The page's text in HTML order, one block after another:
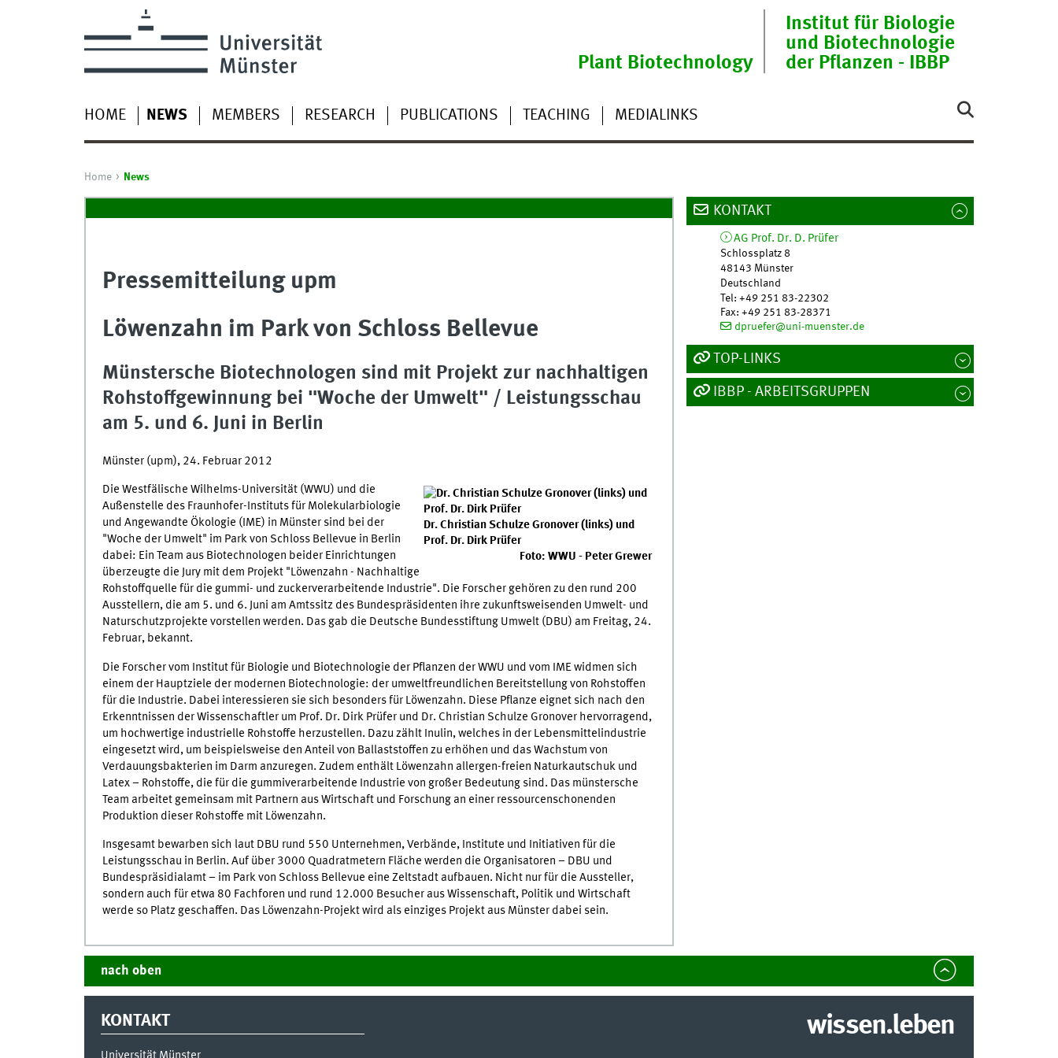
Institut für Biologie
und Biotechnologie
der Pflanzen - IBBP
Plant Biotechnology
HOME NEWS MEMBERS RESEARCH PUBLICATIONS TEACHING MEDIALINKS
Home News
Pressemitteilung upm
Löwenzahn im Park von Schloss Bellevue
Münstersche Biotechnologen sind mit Projekt zur nachhaltigen
Rohstoffgewinnung bei "Woche der Umwelt" / Leistungsschau
am 5. und 6. Juni in Berlin
Münster (upm), 24. Februar 2012
Dr. Christian Schulze Gronover (links) und
Prof. Dr. Dirk Prüfer
Foto: WWU - Peter Grewer
Die Westfälische Wilhelms-Universität (WWU) und die
Außenstelle des Fraunhofer-Instituts für Molekularbiologie
und Angewandte Ökologie (IME) in Münster sind bei der
"Woche der Umwelt" im Park von Schloss Bellevue in Berlin
dabei: Ein Team aus Biotechnologen beider Einrichtungen
überzeugte die Jury mit dem Projekt "Löwenzahn - Nachhaltige
Rohstoffquelle für die gummi- und zuckerverarbeitende Industrie". Die Forscher gehören zu den rund 200
Ausstellern, die am 5. und 6. Juni am Amtssitz des Bundespräsidenten ihre zukunftsweisenden Umwelt- und
Naturschutzprojekte vorstellen werden. Das gab die Deutsche Bundesstiftung Umwelt (DBU) am Freitag, 24.
Februar, bekannt.
Die Forscher vom Institut für Biologie und Biotechnologie der Pflanzen der WWU und vom IME widmen sich
einem der Hauptziele der modernen Biotechnologie: der umweltfreundlichen Bereitstellung von Rohstoffen
für die Industrie. Dabei interessieren sie sich besonders für Löwenzahn. Diese Pflanze eignet sich nach den
Erkenntnissen der Wissenschaftler um Prof. Dr. Dirk Prüfer und Dr. Christian Schulze Gronover hervorragend,
um hochwertige industrielle Rohstoffe herzustellen. Dazu zählt Inulin, welches in der Lebensmittelindustrie
eingesetzt wird, um beispielsweise den Anteil von Ballaststoffen zu erhöhen und das Wachstum von
Verdauungsbakterien im Darm anzuregen. Zudem enthält Löwenzahn allergen-freien Naturkautschuk und
Latex – Rohstoffe, die für die gummiverarbeitende Industrie von großer Bedeutung sind. Das münstersche
Team arbeitet gemeinsam mit Partnern aus Wirtschaft und Forschung an einer ressourcenschonenden
Produktion dieser Rohstoffe mit Löwenzahn.
Insgesamt bewarben sich laut DBU rund 550 Unternehmen, Verbände, Institute und Initiativen für die
Leistungsschau in Berlin. Auf über 3000 Quadratmetern Fläche werden die Organisatoren – DBU und
Bundespräsidialamt – im Park von Schloss Bellevue eine Zeltstadt aufbauen. Nicht nur für die Aussteller,
sondern auch für etwa 80 Fachforen und rund 12.000 Besucher aus Wissenschaft, Politik und Wirtschaft
werde so Platz geschaffen. Das Löwenzahn-Projekt wird als einziges Projekt aus Münster dabei sein.
KONTAKT
AG Prof. Dr. D. Prüfer
Schlossplatz 8
48143 Münster
Deutschland
Tel:+49 251 83-22302
Fax:+49 251 83-28371
dpruefer@uni-muenster.de
TOP-LINKS
IBBP - ARBEITSGRUPPEN
nach oben
KONTAKT wissen.leben